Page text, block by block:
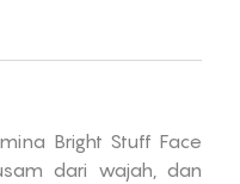
Bright Stuff Face
dari wajah, dan